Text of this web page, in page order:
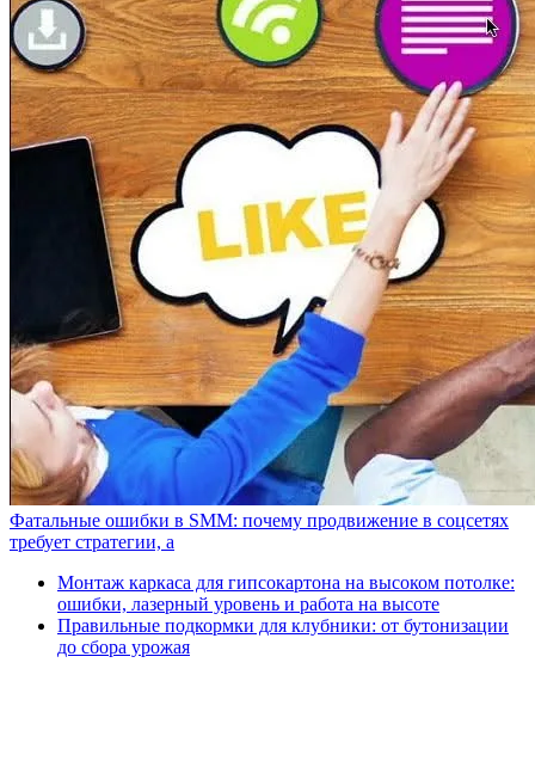
Фатальные ошибки в SMM: почему продвижение в соцсетях
требует стратегии, а
Монтаж каркаса для гипсокартона на высоком потолке:
ошибки, лазерный уровень и работа на высоте
Правильные подкормки для клубники: от бутонизации
до сбора урожая